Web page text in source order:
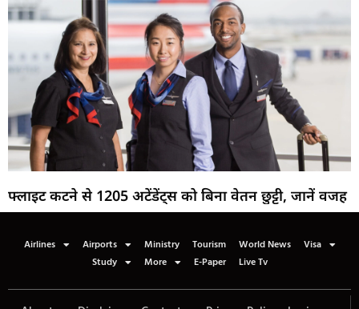
फ्लाइट कटने से 1205 अटेंडेंट्स को बिना वेतन छुट्टी, जानें वजह
Airlines Airports Ministry Tourism World News
Visa
Study
More E-Paper Live Tv